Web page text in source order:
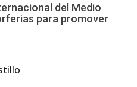
del Medio
para promover